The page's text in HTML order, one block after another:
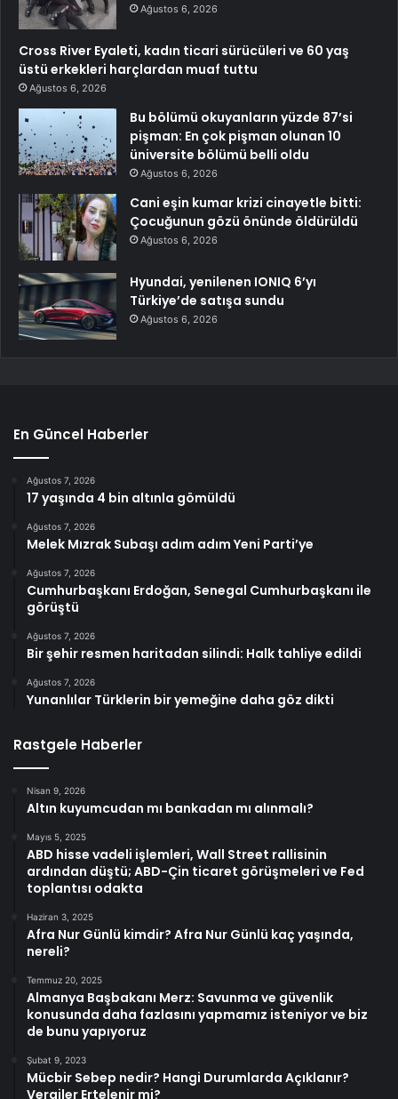
Ağustos 6, 2026
Cross River Eyaleti, kadın ticari sürücüleri ve 60 yaş
üstü erkekleri harçlardan muaf tuttu
Ağustos 6, 2026
Bu bölümü okuyanların yüzde 87’si
pişman: En çok pişman olunan 10
üniversite bölümü belli oldu
Ağustos 6, 2026
Cani eşin kumar krizi cinayetle bitti:
Çocuğunun gözü önünde öldürüldü
Ağustos 6, 2026
Hyundai, yenilenen IONIQ 6’yı
Türkiye’de satışa sundu
Ağustos 6, 2026
En Güncel Haberler
Ağustos 7, 2026
17 yaşında 4 bin altınla gömüldü
Ağustos 7, 2026
Melek Mızrak Subaşı adım adım Yeni Parti’ye
Ağustos 7, 2026
Cumhurbaşkanı Erdoğan, Senegal Cumhurbaşkanı ile
görüştü
Ağustos 7, 2026
Bir şehir resmen haritadan silindi: Halk tahliye edildi
Ağustos 7, 2026
Yunanlılar Türklerin bir yemeğine daha göz dikti
Rastgele Haberler
Nisan 9, 2026
Altın kuyumcudan mı bankadan mı alınmalı?
Mayıs 5, 2025
ABD hisse vadeli işlemleri, Wall Street rallisinin
ardından düştü; ABD-Çin ticaret görüşmeleri ve Fed
toplantısı odakta
Haziran 3, 2025
Afra Nur Günlü kimdir? Afra Nur Günlü kaç yaşında,
nereli?
Temmuz 20, 2025
Almanya Başbakanı Merz: Savunma ve güvenlik
konusunda daha fazlasını yapmamız isteniyor ve biz
de bunu yapıyoruz
Şubat 9, 2023
Mücbir Sebep nedir? Hangi Durumlarda Açıklanır?
Vergiler Ertelenir mi?